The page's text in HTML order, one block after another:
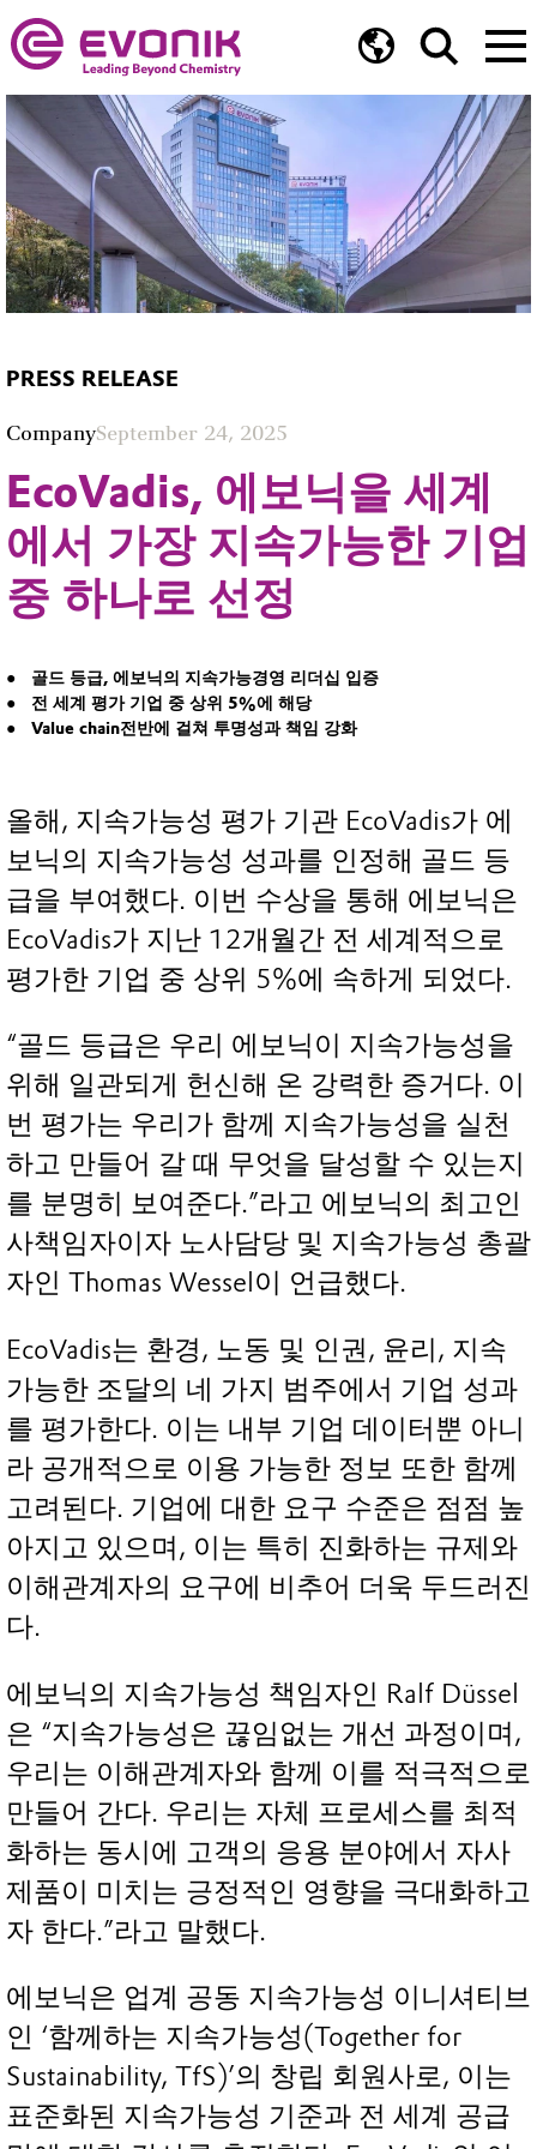
PRESS RELEASE
CompanySeptember 24, 2025
EcoVadis, 에보닉을 세계
에서 가장 지속가능한 기업
중 하나로 선정
골드 등급, 에보닉의 지속가능경영 리더십 입증
전 세계 평가 기업 중 상위 5%에 해당
Value chain전반에 걸쳐 투명성과 책임 강화
올해, 지속가능성 평가 기관 EcoVadis가 에
보닉의 지속가능성 성과를 인정해 골드 등
급을 부여했다. 이번 수상을 통해 에보닉은
EcoVadis가 지난 12개월간 전 세계적으로
평가한 기업 중 상위 5%에 속하게 되었다.
“골드 등급은 우리 에보닉이 지속가능성을
위해 일관되게 헌신해 온 강력한 증거다. 이
번 평가는 우리가 함께 지속가능성을 실천
하고 만들어 갈 때 무엇을 달성할 수 있는지
를 분명히 보여준다.”라고 에보닉의 최고인
사책임자이자 노사담당 및 지속가능성 총괄
자인 Thomas Wessel이 언급했다.
EcoVadis는 환경, 노동 및 인권, 윤리, 지속
가능한 조달의 네 가지 범주에서 기업 성과
를 평가한다. 이는 내부 기업 데이터뿐 아니
라 공개적으로 이용 가능한 정보 또한 함께
고려된다. 기업에 대한 요구 수준은 점점 높
아지고 있으며, 이는 특히 진화하는 규제와
이해관계자의 요구에 비추어 더욱 두드러진
다.
에보닉의 지속가능성 책임자인 Ralf Düssel
은 “지속가능성은 끊임없는 개선 과정이며,
우리는 이해관계자와 함께 이를 적극적으로
만들어 간다. 우리는 자체 프로세스를 최적
화하는 동시에 고객의 응용 분야에서 자사
제품이 미치는 긍정적인 영향을 극대화하고
자 한다.”라고 말했다.
에보닉은 업계 공동 지속가능성 이니셔티브
인 ‘함께하는 지속가능성(Together for
Sustainability, TfS)’의 창립 회원사로, 이는
표준화된 지속가능성 기준과 전 세계 공급